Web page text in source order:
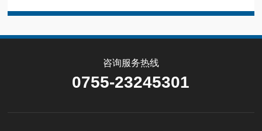
咨询服务热线
0755-23245301